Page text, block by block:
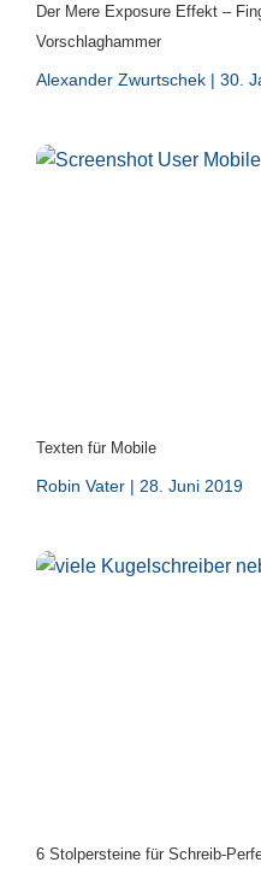
Der Mere Exposure Effekt –
Vorschlaghammer
Alexander Zwurtschek 30.
Texten für Mobile
Robin Vater 28. Juni 2019
6 Stolpersteine für Schreib-